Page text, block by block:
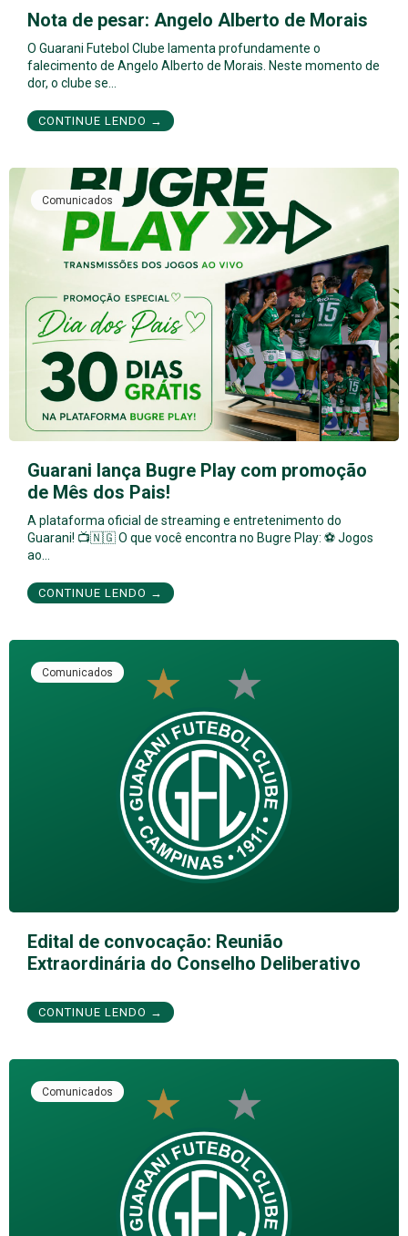
Nota de pesar: Angelo Alberto de Morais
O Guarani Futebol Clube lamenta profundamente o
falecimento de Angelo Alberto de Morais. Neste momento de
dor, o clube se…
CONTINUE LENDO →
Comunicados
Guarani lança Bugre Play com promoção
de Mês dos Pais!
A plataforma oficial de streaming e entretenimento do
Guarani! 📺🇳🇬 O que você encontra no Bugre Play: ⚽ Jogos
ao…
CONTINUE LENDO →
Comunicados
Edital de convocação: Reunião
Extraordinária do Conselho Deliberativo
CONTINUE LENDO →
Comunicados